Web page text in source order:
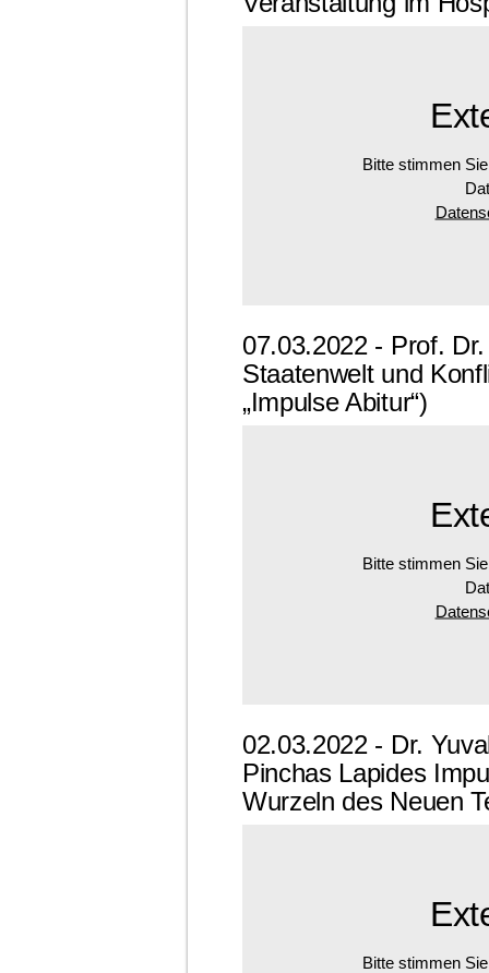
Bitte stimmen
07.03.2022 - Prof.
Staatenwelt und
„Impulse Abitur“)
Bitte stimmen
02.03.2022 - Dr.
Pinchas Lapides
Wurzeln des Neuen
Bitte stimmen